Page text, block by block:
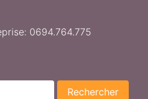
0694.764.775